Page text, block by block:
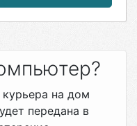
на дом
передана в